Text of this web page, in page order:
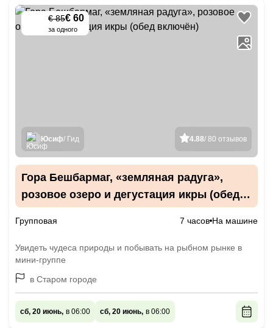
€ 85€ 60
за одного
4.88/ 80 отзывов
Юсиф/ Гид
Гора Бешбармаг, «земляная радуга»,
розовое озеро и дегустация икры (обед
Групповая 7 часов На машине
Увидеть чудеса природы и побывать на рыбном рынке в
мини-группе
в Старом городе
сб, 20 июнь, в 06:00 сб, 20 июнь, в 06:00